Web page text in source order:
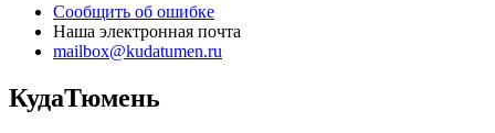
Сообщить об ошибке
Наша электронная почта
mailbox@kudatumen.ru
КудаТюмень